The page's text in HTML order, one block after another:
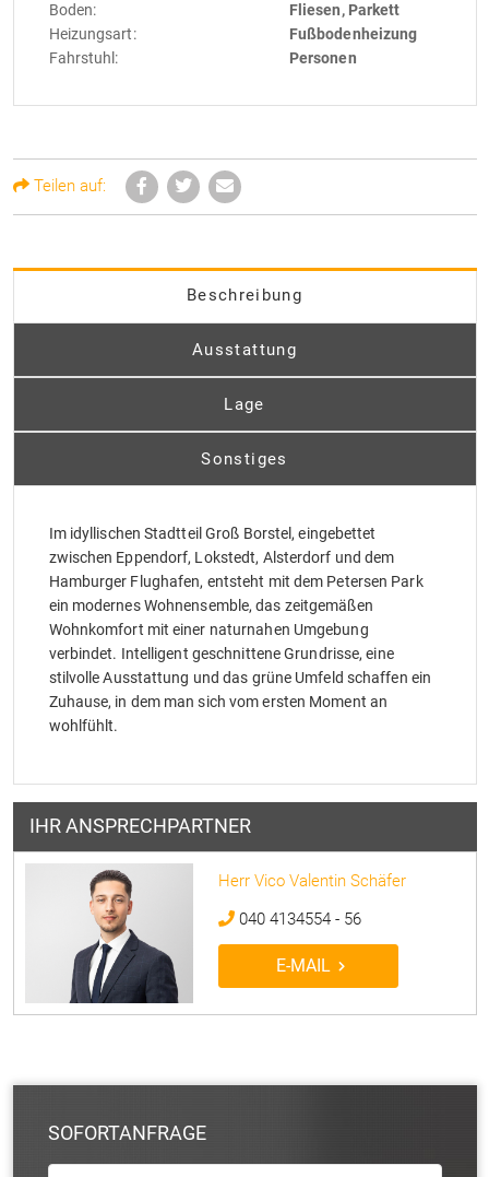
Boden:
Fliesen, Parkett
Heizungsart:
Fußbodenheizung
Fahrstuhl:
Personen
Teilen auf:
Beschreibung
Ausstattung
Lage
Sonstiges
Im idyllischen Stadtteil Groß Borstel, eingebettet
zwischen Eppendorf, Lokstedt, Alsterdorf und dem
Hamburger Flughafen, entsteht mit dem Petersen Park
ein modernes Wohnensemble, das zeitgemäßen
Wohnkomfort mit einer naturnahen Umgebung
verbindet. Intelligent geschnittene Grundrisse, eine
stilvolle Ausstattung und das grüne Umfeld schaffen ein
Zuhause, in dem man sich vom ersten Moment an
wohlfühlt.
IHR ANSPRECHPARTNER
Herr Vico Valentin Schäfer
040 4134554 - 56
E-MAIL
SOFORTANFRAGE